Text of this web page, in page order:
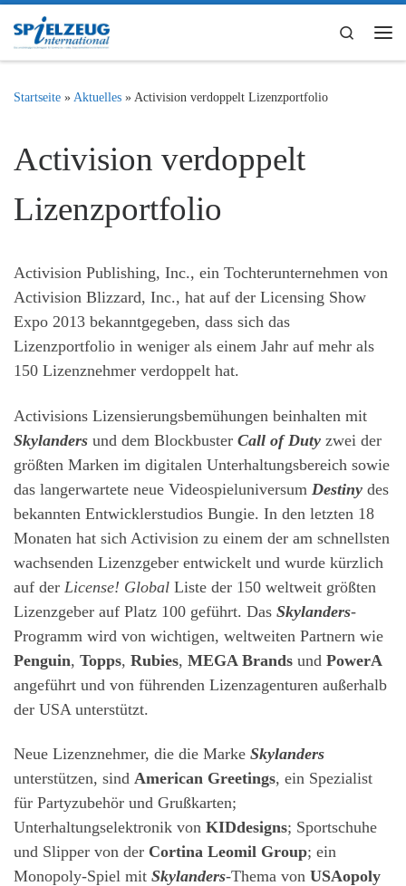
Zum Inhalt springen
Search
Startseite » Aktuelles » Activision verdoppelt Lizenzportfolio
Activision verdoppelt
Lizenzportfolio
Activision Publishing, Inc., ein Tochterunternehmen von
Activision Blizzard, Inc., hat auf der Licensing Show
Expo 2013 bekanntgegeben, dass sich das
Lizenzportfolio in weniger als einem Jahr auf mehr als
150 Lizenznehmer verdoppelt hat.
Activisions Lizensierungsbemühungen beinhalten mit
Skylanders und dem Blockbuster Call of Duty zwei der
größten Marken im digitalen Unterhaltungsbereich sowie
das langerwartete neue Videospieluniversum Destiny des
bekannten Entwicklerstudios Bungie. In den letzten 18
Monaten hat sich Activision zu einem der am schnellsten
wachsenden Lizenzgeber entwickelt und wurde kürzlich
auf der License! Global Liste der 150 weltweit größten
Lizenzgeber auf Platz 100 geführt. Das Skylanders-
Programm wird von wichtigen, weltweiten Partnern wie
Penguin, Topps, Rubies, MEGA Brands und PowerA
angeführt und von führenden Lizenzagenturen außerhalb
der USA unterstützt.
Neue Lizenznehmer, die die Marke Skylanders
unterstützen, sind American Greetings, ein Spezialist
für Partyzubehör und Grußkarten;
Unterhaltungselektronik von KIDdesigns; Sportschuhe
und Slipper von der Cortina Leomil Group; ein
Monopoly-Spiel mit Skylanders-Thema von USAopoly